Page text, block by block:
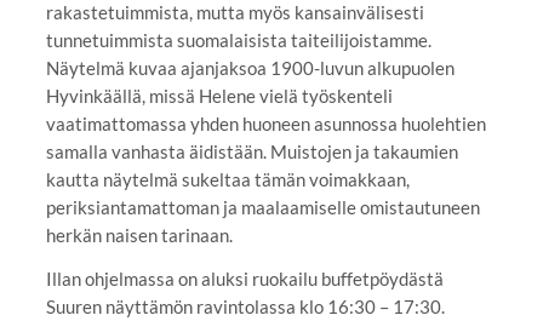
rakastetuimmista, mutta myös kansainvälisesti
tunnetuimmista suomalaisista taiteilijoistamme.
Näytelmä kuvaa ajanjaksoa 1900-luvun alkupuolen
Hyvinkäällä, missä Helene vielä työskenteli
vaatimattomassa yhden huoneen asunnossa huolehtien
samalla vanhasta äidistään. Muistojen ja takaumien
kautta näytelmä sukeltaa tämän voimakkaan,
periksiantamattoman ja maalaamiselle omistautuneen
herkän naisen tarinaan.
Illan ohjelmassa on aluksi ruokailu buffetpöydästä
Suuren näyttämön ravintolassa klo 16:30 – 17:30.